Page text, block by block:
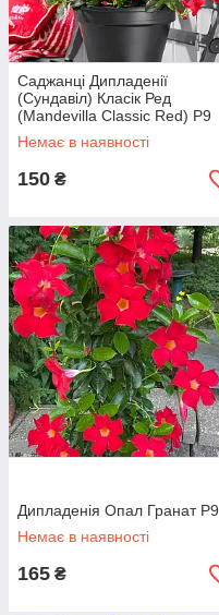
Саджанці Дипладенії
(Сундавіл) Класік Ред
(Mandevilla Classic Red) Р9
Немає в наявності
150 ₴
Дипладенія Опал Гранат Р9
Немає в наявності
165 ₴